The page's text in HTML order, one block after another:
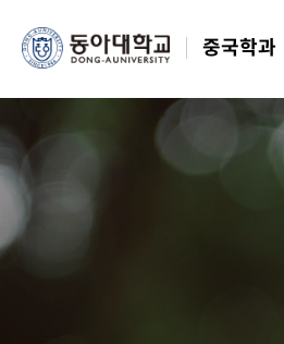
중국학과